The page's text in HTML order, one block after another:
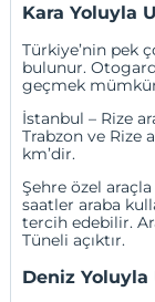
Kara Yoluyla
Türkiye’nin pek
bulunur.
geçmek
İstanbul – Rize
Trabzon ve Rize
km’dir.
Şehre özel
saatler araba
tercih edebilir.
Tüneli açıktır.
Deniz Yoluyla